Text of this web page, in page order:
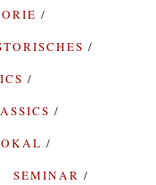
SEMINAR